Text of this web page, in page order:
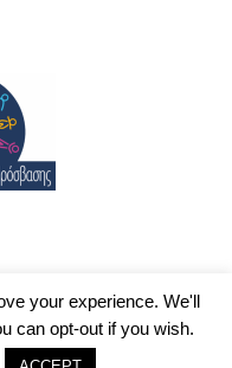
Engineering
your experience. We'll
can opt-out if you wish.